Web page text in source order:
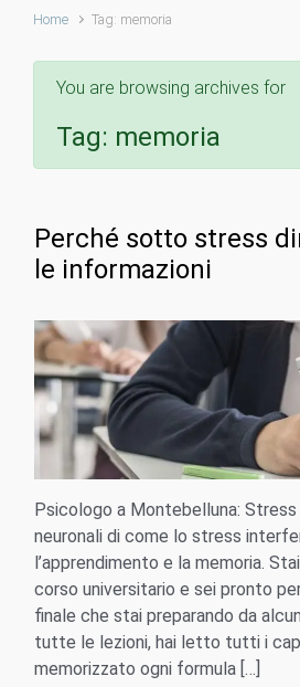
Home Tag: memoria
You are browsing archives for
Tag: memoria
Perché sotto stress
le informazioni
Psicologo a Montebelluna:
neuronali di come lo stress
l’apprendimento e la memoria.
corso universitario e sei pronto
finale che stai preparando da
tutte le lezioni, hai letto tutti i
memorizzato ogni formula […]